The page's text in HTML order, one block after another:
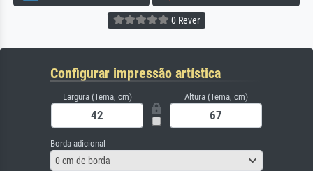
0 Rever
Configurar impressão artística
Largura (Tema, cm) Altura (Tema, cm)
Borda adicional
0 cm de borda